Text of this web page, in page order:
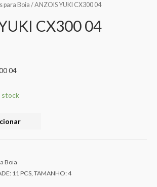
para Boia / ANZOIS YUKI CX300 04
CX300 04
04
stock
Boia
11 PCS, TAMANHO: 4